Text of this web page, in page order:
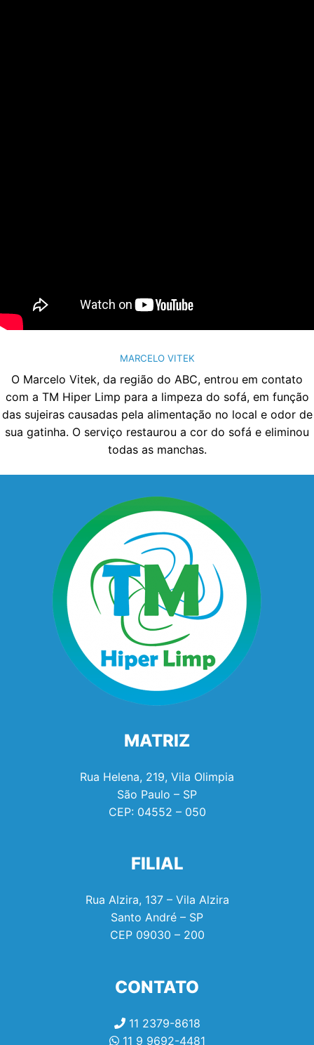
MARCELO VITEK
O Marcelo Vitek, da região do ABC, entrou em contato
com a TM Hiper Limp para a limpeza do sofá, em função
das sujeiras causadas pela alimentação no local e odor de
sua gatinha. O serviço restaurou a cor do sofá e eliminou
todas as manchas.
MATRIZ
Rua Helena, 219, Vila Olimpia
São Paulo – SP
CEP: 04552 – 050
FILIAL
Rua Alzira, 137 – Vila Alzira
Santo André – SP
CEP 09030 – 200
CONTATO
11 2379-8618
11 9 9692-4481